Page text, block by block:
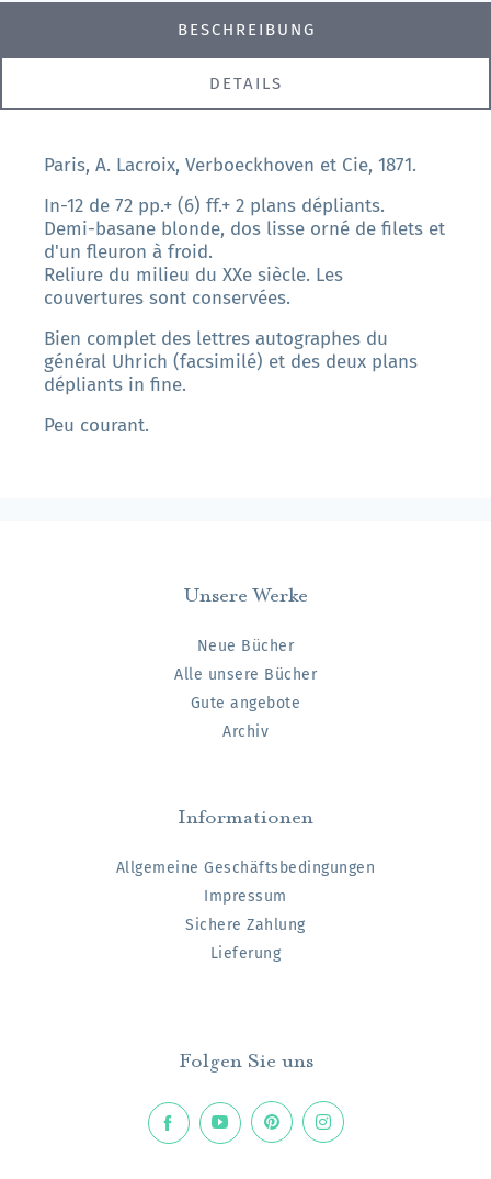
BESCHREIBUNG
DETAILS
Paris, A. Lacroix, Verboeckhoven et Cie, 1871.
In-12 de 72 pp.+ (6) ff.+ 2 plans dépliants.
Demi-basane blonde, dos lisse orné de filets et
d'un fleuron à froid.
Reliure du milieu du XXe siècle. Les
couvertures sont conservées.
Bien complet des lettres autographes du
général Uhrich (facsimilé) et des deux plans
dépliants in fine.
Peu courant.
Unsere Werke
Neue Bücher
Alle unsere Bücher
Gute angebote
Archiv
Informationen
Allgemeine Geschäftsbedingungen
Impressum
Sichere Zahlung
Lieferung
Folgen Sie uns